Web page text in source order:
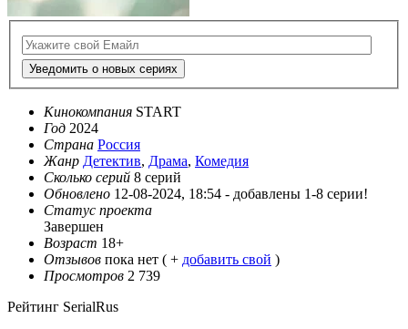
Уведомить о новых сериях
Кинокомпания START
Год 2024
Страна Россия
Жанр Детектив, Драма, Комедия
Сколько серий 8 серий
Обновлено 12-08-2024, 18:54 - добавлены 1-8 серии!
Статус проекта
Завершен
Возраст 18+
Отзывов пока нет ( + добавить свой )
Просмотров 2 739
Рейтинг SerialRus